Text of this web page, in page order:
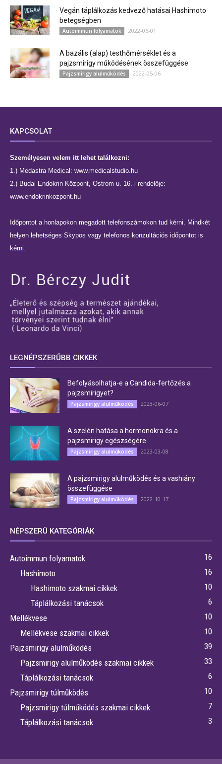
Vegán táplálkozás kedvező hatásai Hashimoto
betegségben
Autoimmun folyamatok 2022-06-01
A bazális (alap) testhőmérséklet és a
pajzsmirigy működésének összefüggése
Pajzsmirigy alulműködés 2022-05-06
KAPCSOLAT
Személyesen velem itt lehet találkozni:
1.) Medastra Medical: www.medicalstudio.hu
2.) Budai Endokrin Központ, Ostrom u. 16.-i rendelője:
www.endokrinkozpont.hu
Időpontot a honlapokon megadott telefonszámokon tud kérni. Mindkét
helyen lehetséges Skypos vagy telefonos konzultációs időpontot is
kérni.
LEGNÉPSZERŰBB CIKKEK
Befolyásolhatja-e a Candida-fertőzés a
pajzsmirigyet?
Pajzsmirigy alulműködés 2023-06-07
A szelén hatása a hormonokra és a
pajzsmirigy egészségére
Pajzsmirigy alulműködés 2023-03-08
A pajzsmirigy alulműködés és a vashiány
összefüggése
Pajzsmirigy alulműködés 2022-10-17
NÉPSZERŰ KATEGÓRIÁK
Autoimmun folyamatok
16
Hashimoto
16
Hashimoto szakmai cikkek
10
Táplálkozási tanácsok
6
Mellékvese
10
Mellékvese szakmai cikkek
10
Pajzsmirigy alulműködés
39
Pajzsmirigy alulműködés szakmai cikkek
33
Táplálkozási tanácsok
6
Pajzsmirigy túlműködés
10
Pajzsmirigy túlműködés szakmai cikkek
7
Táplálkozási tanácsok
3